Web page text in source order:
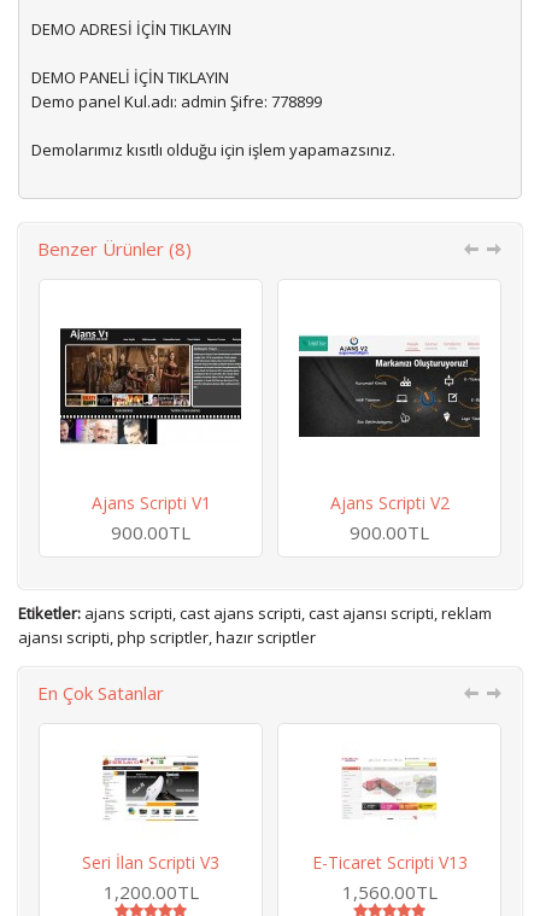
DEMO ADRESİ İÇİN TIKLAYIN
DEMO PANELİ İÇİN TIKLAYIN
Demo panel Kul.adı: admin Şifre: 778899
Demolarımız kısıtlı olduğu için işlem yapamazsınız.
Benzer Ürünler (8)
Ajans Scripti V1
900.00TL
Ajans Scripti V2
900.00TL
Etiketler: ajans scripti,cast ajans scripti,cast ajansı scripti,reklam
ajansı scripti,php scriptler,hazır scriptler
En Çok Satanlar
Seri İlan Scripti V3
1,200.00TL
E-Ticaret Scripti V13
1,560.00TL